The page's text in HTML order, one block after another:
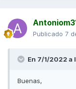
Publicado 7
En 7/1/2022 a
Buenas,